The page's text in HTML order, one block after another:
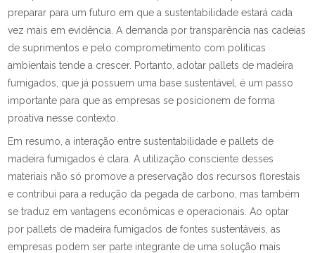
preparar para um futuro em que a sustentabilidade estará cada
vez mais em evidência. A demanda por transparência nas cadeias
de suprimentos e pelo comprometimento com políticas
ambientais tende a crescer. Portanto, adotar pallets de madeira
fumigados, que já possuem uma base sustentável, é um passo
importante para que as empresas se posicionem de forma
proativa nesse contexto.
Em resumo, a interação entre sustentabilidade e pallets de
madeira fumigados é clara. A utilização consciente desses
materiais não só promove a preservação dos recursos florestais
e contribui para a redução da pegada de carbono, mas também
se traduz em vantagens econômicas e operacionais. Ao optar
por pallets de madeira fumigados de fontes sustentáveis, as
empresas podem ser parte integrante de uma solução mais